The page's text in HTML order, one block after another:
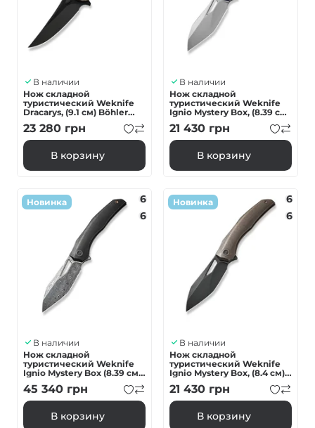
В наличии
Нож складной
туристический Weknife
Dracarys, (9.1 см) Böhler
M390 / титан 6AL4V
бронзовый/черный
23 280 грн
В корзину
В наличии
Нож складной
туристический Weknife
Ignio Mystery Box, (8.39 см)
CPM 20CV / 6AL4V
Titanium синий
21 430 грн
В корзину
Новинка
6
6
В наличии
Нож складной
туристический Weknife
Ignio Mystery Box (8.39 см)
Damasteel (Hakkapella) /
6AL4V Titanium черный
45 340 грн
В корзину
Новинка
6
6
В наличии
Нож складной
туристический Weknife
Ignio Mystery Box, (8.4 см)
CPM 20CV/титан 6AL4V
бронзовый
21 430 грн
В корзину